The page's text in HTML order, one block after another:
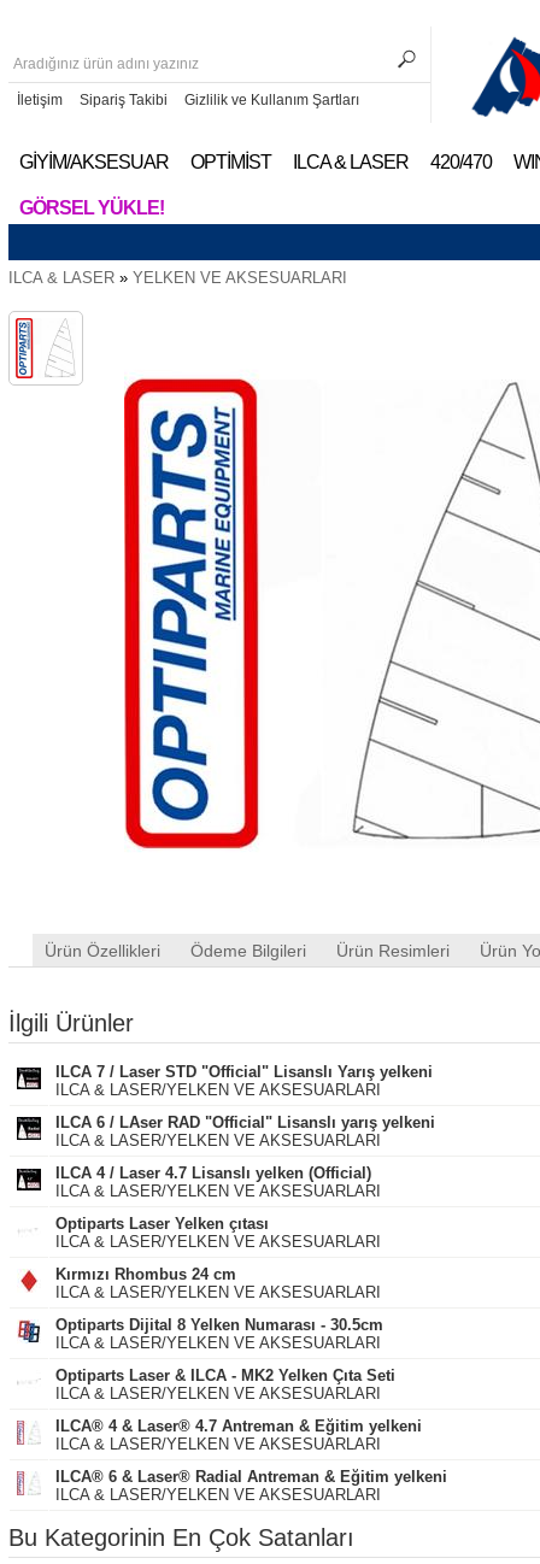
İletişim Sipariş Takibi Gizlilik ve Kullanım Şartları
GİYİM/AKSESUAR OPTİMİST ILCA & LASER 420/470
GÖRSEL YÜKLE!
ILCA & LASER » YELKEN VE AKSESUARLARI
Ürün Özellikleri Ödeme Bilgileri Ürün Resimleri Ürün
İlgili Ürünler
ILCA 7 / Laser STD "Official" Lisanslı Yarış yelkeni
ILCA & LASER/YELKEN VE AKSESUARLARI
ILCA 6 / LAser RAD "Official" Lisanslı yarış yelkeni
ILCA & LASER/YELKEN VE AKSESUARLARI
ILCA 4 / Laser 4.7 Lisanslı yelken (Official)
ILCA & LASER/YELKEN VE AKSESUARLARI
Optiparts Laser Yelken çıtası
ILCA & LASER/YELKEN VE AKSESUARLARI
Kırmızı Rhombus 24 cm
ILCA & LASER/YELKEN VE AKSESUARLARI
Optiparts Dijital 8 Yelken Numarası - 30.5cm
ILCA & LASER/YELKEN VE AKSESUARLARI
Optiparts Laser & ILCA - MK2 Yelken Çıta Seti
ILCA & LASER/YELKEN VE AKSESUARLARI
ILCA® 4 & Laser® 4.7 Antreman & Eğitim yelkeni
ILCA & LASER/YELKEN VE AKSESUARLARI
ILCA® 6 & Laser® Radial Antreman & Eğitim yelkeni
ILCA & LASER/YELKEN VE AKSESUARLARI
Bu Kategorinin En Çok Satanları